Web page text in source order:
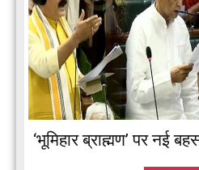
‘भूमिहार ब्राह्मण’ पर नई